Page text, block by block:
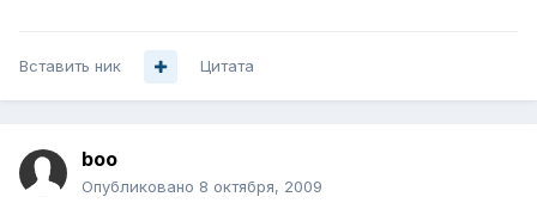
Вставить ник Цитата
boo
Опубликовано 8 октября, 2009